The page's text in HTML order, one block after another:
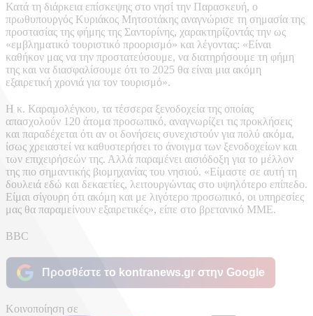
Κατά τη διάρκεια επίσκεψης στο νησί την Παρασκευή, ο
πρωθυπουργός Κυριάκος Μητσοτάκης αναγνώρισε τη σημασία της
προστασίας της φήμης της Σαντορίνης, χαρακτηρίζοντάς την ως
«εμβληματικό τουριστικό προορισμό» και λέγοντας: «Είναι
καθήκον μας να την προστατεύσουμε, να διατηρήσουμε τη φήμη
της και να διασφαλίσουμε ότι το 2025 θα είναι μια ακόμη
εξαιρετική χρονιά για τον τουρισμό».
Η κ. Καραμολέγκου, τα τέσσερα ξενοδοχεία της οποίας
απασχολούν 120 άτομα προσωπικό, αναγνωρίζει τις προκλήσεις
και παραδέχεται ότι αν οι δονήσεις συνεχιστούν για πολύ ακόμα,
ίσως χρειαστεί να καθυστερήσει το άνοιγμα των ξενοδοχείων και
των επιχειρήσεών της. Αλλά παραμένει αισιόδοξη για το μέλλον
της πιο σημαντικής βιομηχανίας του νησιού. «Είμαστε σε αυτή τη
δουλειά εδώ και δεκαετίες, λειτουργώντας στο υψηλότερο επίπεδο.
Είμαι σίγουρη ότι ακόμη και με λιγότερο προσωπικό, οι υπηρεσίες
μας θα παραμείνουν εξαιρετικές», είπε στο βρετανικό ΜΜΕ.
BBC
Προσθέστε το kontranews.gr στην Google
Κοινοποίηση σε